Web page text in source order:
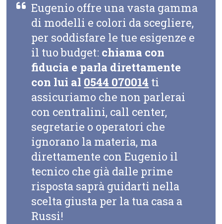
Eugenio offre una vasta gamma
di modelli e colori da scegliere,
per soddisfare le tue esigenze e
il tuo budget: chiama con
fiducia e parla direttamente
con lui al 0544 070014 ti
assicuriamo che non parlerai
con centralini, call center,
segretarie o operatori che
ignorano la materia, ma
direttamente con Eugenio il
tecnico che già dalle prime
risposta saprà guidarti nella
scelta giusta per la tua casa a
Russi!